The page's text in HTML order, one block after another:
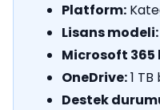
Platform:
Lisans modeli:
Microsoft 365
OneDrive:1
Destek